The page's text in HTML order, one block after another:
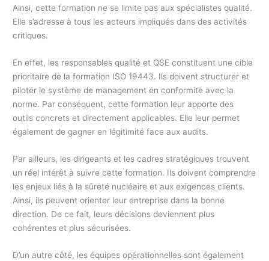
Ainsi, cette formation ne se limite pas aux spécialistes qualité.
Elle s’adresse à tous les acteurs impliqués dans des activités
critiques.
En effet, les responsables qualité et QSE constituent une cible
prioritaire de la formation ISO 19443. Ils doivent structurer et
piloter le système de management en conformité avec la
norme. Par conséquent, cette formation leur apporte des
outils concrets et directement applicables. Elle leur permet
également de gagner en légitimité face aux audits.
Par ailleurs, les dirigeants et les cadres stratégiques trouvent
un réel intérêt à suivre cette formation. Ils doivent comprendre
les enjeux liés à la sûreté nucléaire et aux exigences clients.
Ainsi, ils peuvent orienter leur entreprise dans la bonne
direction. De ce fait, leurs décisions deviennent plus
cohérentes et plus sécurisées.
D’un autre côté, les équipes opérationnelles sont également